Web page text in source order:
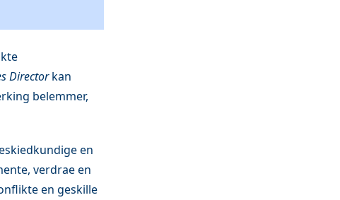
Directorkan
belemmer,
en
verdrae en
en geskille